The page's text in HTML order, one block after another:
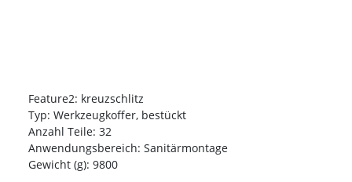
Feature2: kreuzschlitz
Typ: Werkzeugkoffer, bestückt
Anzahl Teile: 32
Anwendungsbereich: Sanitärmontage
Gewicht (g): 9800